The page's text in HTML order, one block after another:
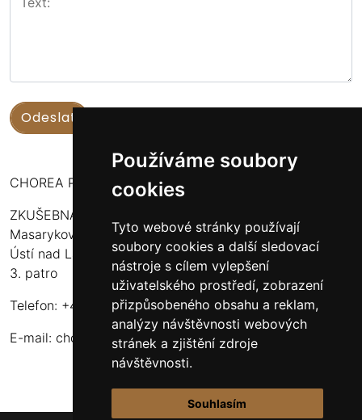
Používáme soubory
cookies
Tyto webové stránky používají
soubory cookies a další sledovací
nástroje s cílem vylepšení
uživatelského prostředí, zobrazení
přizpůsobeného obsahu a reklam,
analýzy návštěvnosti webových
stránek a zjištění zdroje
návštěvnosti.
Souhlasím
CHOREA PUERI USTENSIS
ZKUŠEBNA:
Masarykova 316
Ústí nad Labem - Bukov Rondel
3. patro
Telefon: +420 608 916 320
E-mail: choreapueriustensis@centrum.cz